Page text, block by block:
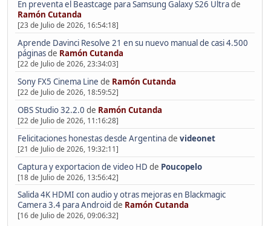
En preventa el Beastcage para Samsung Galaxy S26 Ultrade
Ramón Cutanda
[23 de Julio de 2026, 16:54:18]
Aprende Davinci Resolve 21 en su nuevo manual de casi 4.500
páginasde Ramón Cutanda
[22 de Julio de 2026, 23:34:03]
Sony FX5 Cinema Line de Ramón Cutanda
[22 de Julio de 2026, 18:59:52]
OBS Studio 32.2.0 de Ramón Cutanda
[22 de Julio de 2026, 11:16:28]
Felicitaciones honestas desde Argentinade videonet
[21 de Julio de 2026, 19:32:11]
Captura y exportacion de video HD de Poucopelo
[18 de Julio de 2026, 13:56:42]
Salida 4K HDMI con audio y otras mejoras en Blackmagic
Camera 3.4 para Android de Ramón Cutanda
[16 de Julio de 2026, 09:06:32]